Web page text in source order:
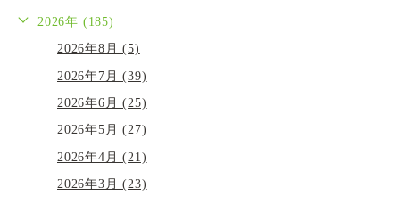
2026年 (185)
2026年8月 (5)
2026年7月 (39)
2026年6月 (25)
2026年5月 (27)
2026年4月 (21)
2026年3月 (23)